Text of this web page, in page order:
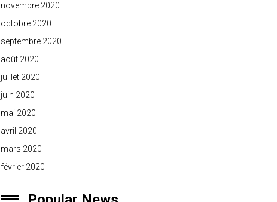
novembre 2020
octobre 2020
septembre 2020
août 2020
juillet 2020
juin 2020
mai 2020
avril 2020
mars 2020
février 2020